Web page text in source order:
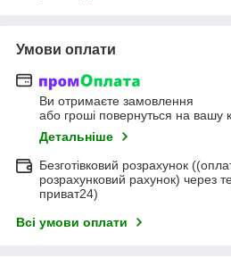
Умови оплати
Ви отримаєте замовлення
або гроші повернуться на вашу
Детальніше
Безготівковий розрахунок
розрахунковий рахунок) через
приват24)
Всі умови оплати